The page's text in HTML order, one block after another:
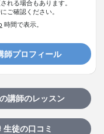
れる場合もあります。
ご確認ください。
時間で表示。
師プロフィール
講師のレッスン
生徒の口コミ